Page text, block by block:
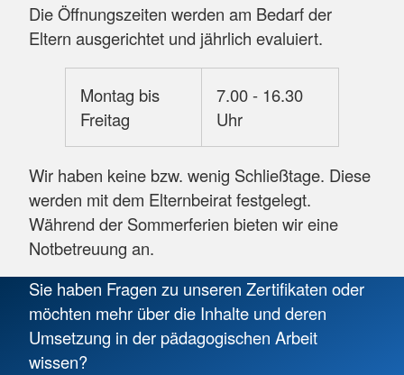
Die Öffnungszeiten werden am Bedarf der
Eltern ausgerichtet und jährlich evaluiert.
Montag bis
Freitag
7.00 - 16.30
Uhr
Wir haben keine bzw. wenig Schließtage. Diese
werden mit dem Elternbeirat festgelegt.
Während der Sommerferien bieten wir eine
Notbetreuung an.
Sie haben Fragen zu unseren Zertifikaten oder
möchten mehr über die Inhalte und deren
Umsetzung in der pädagogischen Arbeit
wissen?